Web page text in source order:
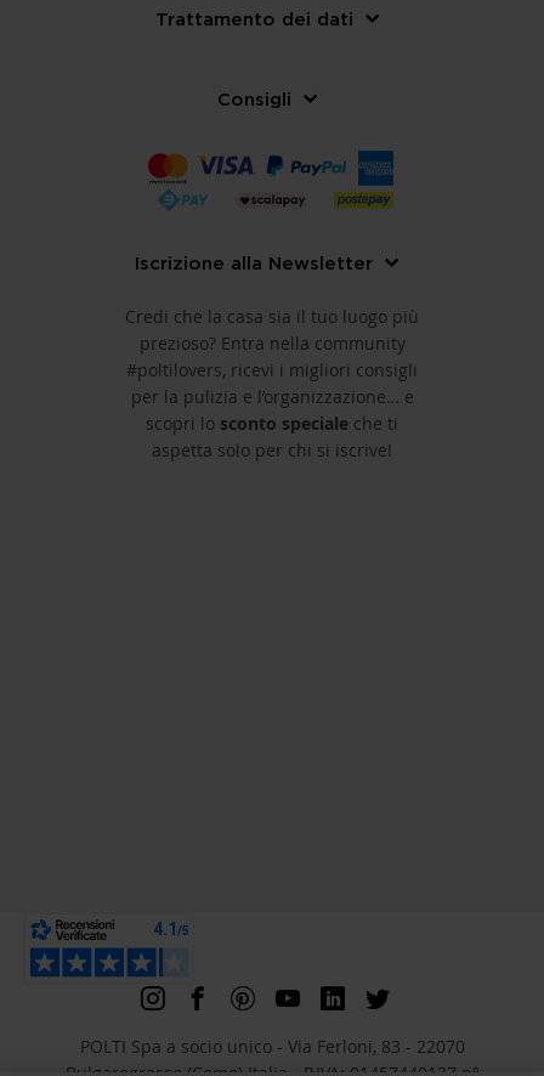
Trattamento dei dati
Consigli
Iscrizione alla Newsletter
Credi che la casa sia il tuo luogo più
prezioso? Entra nella community
#poltilovers, ricevi i migliori consigli
per la pulizia e l’organizzazione… e
scopri lo sconto speciale che ti
aspetta solo per chi si iscrive!
POLTI Spa a socio unico - Via Ferloni, 83 - 22070